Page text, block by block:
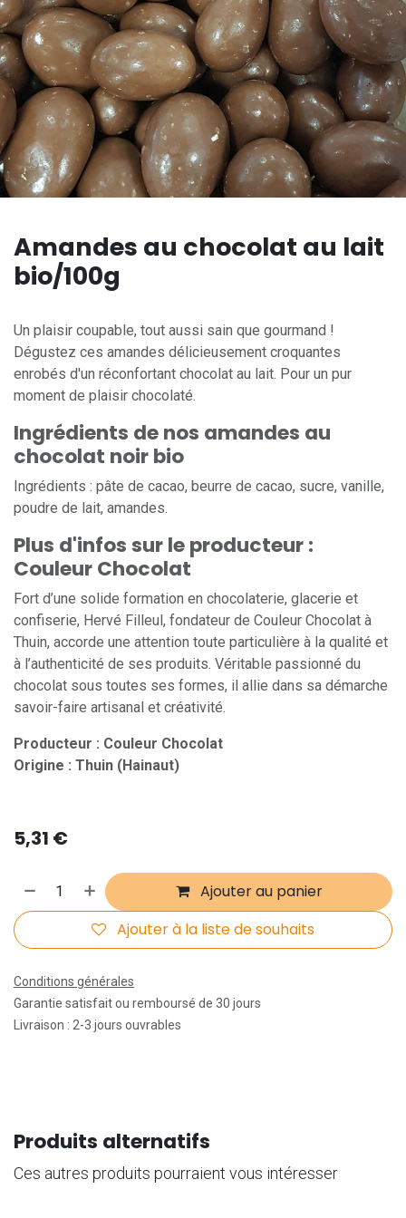
Amandes au chocolat au lait
bio/100g
Un plaisir coupable, tout aussi sain que gourmand !
Dégustez ces amandes délicieusement croquantes
enrobés d'un réconfortant chocolat au lait. Pour un pur
moment de plaisir chocolaté.
Ingrédients de nos amandes au
chocolat noir bio
Ingrédients : pâte de cacao, beurre de cacao, sucre, vanille,
poudre de lait, amandes.
Plus d'infos sur le producteur :
Couleur Chocolat
Fort d’une solide formation en chocolaterie, glacerie et
confiserie, Hervé Filleul, fondateur de Couleur Chocolat à
Thuin, accorde une attention toute particulière à la qualité et
à l’authenticité de ses produits. Véritable passionné du
chocolat sous toutes ses formes, il allie dans sa démarche
savoir-faire artisanal et créativité.
Producteur : Couleur Chocolat
Origine : Thuin (Hainaut)
5,31 €
Ajouter au panier
Ajouter à la liste de souhaits
Conditions générales
Garantie satisfait ou remboursé de 30 jours
Livraison : 2-3 jours ouvrables
Produits alternatifs
Ces autres produits pourraient vous intéresser